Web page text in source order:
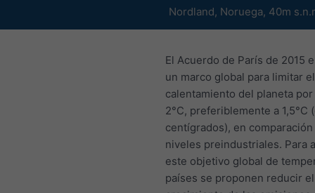
Nordland, Noruega, 40m
El Acuerdo de París de 2015
un marco global para limitar el
calentamiento del planeta
2°C, preferiblemente a 1,5°C
centígrados), en
niveles preindustriales. Para
este objetivo global de
países se proponen reducir el